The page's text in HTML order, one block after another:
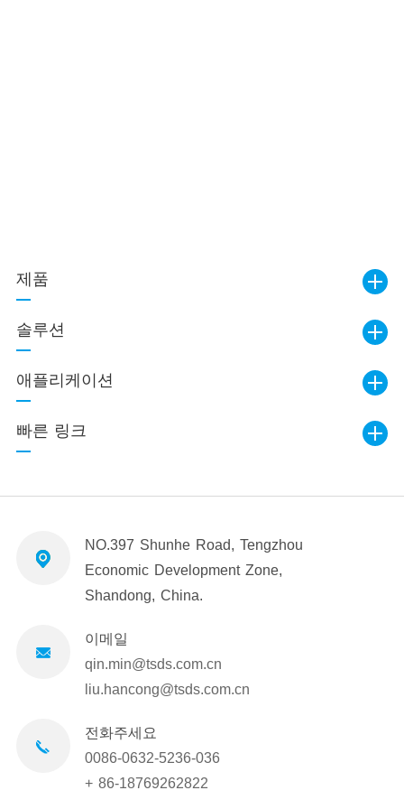
제품
솔루션
애플리케이션
빠른 링크
NO.397 Shunhe Road, Tengzhou
Economic Development Zone,
Shandong, China.
이메일
qin.min@tsds.com.cn
liu.hancong@tsds.com.cn
전화주세요
0086-0632-5236-036
+ 86-18769262822